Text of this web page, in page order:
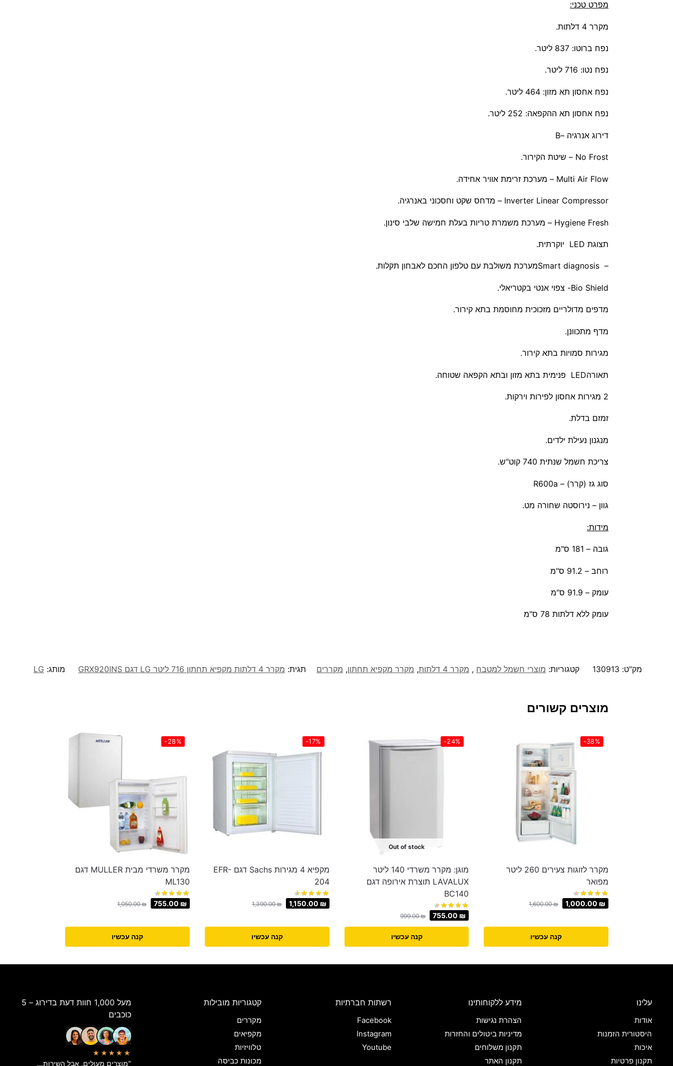
מפרט טכני:
מקרר 4 דלתות.
נפח ברוטו: 837 ליטר.
נפח נטו: 716 ליטר.
נפח אחסון תא מזון: 464 ליטר.
נפח אחסון תא ההקפאה: 252 ליטר.
דירוג אנרגיה –B
No Frost – שיטת הקירור.
Multi Air Flow – מערכת זרימת אוויר אחידה.
Inverter Linear Compressor – מדחס שקט וחסכוני באנרגיה.
Hygiene Fresh – מערכת משמרת טריות בעלת חמישה שלבי סינון.
תצוגת LED יוקרתית.
– Smart diagnosisמערכת משולבת עם טלפון החכם לאבחון תקלות.
Bio Shield- צפוי אנטי בקטריאלי.
מדפים מדולריים מזכוכית מחוסמת בתא קירור.
מדף מתכוונן.
מגירות סמויות בתא קירור.
תאורהLED פנימית בתא מזון ובתא הקפאה שטוחה.
2 מגירות אחסון לפירות וירקות.
זמזם בדלת.
מנגנון נעילת ילדים.
צריכת חשמל שנתית 740 קוט"ש.
סוג גז (קרר) – R600a
גוון – נירוסטה שחורה מט.
מידות:
גובה – 181 ס"מ
רוחב – 91.2 ס"מ
עומק – 91.9 ס"מ
עומק ללא דלתות 78 ס"מ
מק"ט: 130913 קטגוריות: מוצרי חשמל למטבח , מקרר 4 דלתות , מקרר מקפיא תחתון, מקררים תגית: מקרר 4 דלתות ‏מקפיא תחתון 716 ‏ליטר LG דגם GRX920INS מותג: LG
מוצרים קשורים
-38%
מקרר לזוגות צעירים ‏260 ‏ליטר
מפואר
1,600.00₪ 1,000.00 ₪
קנה עכשיו
-24%
Out of stock
מוגן: מקרר משרדי 140 ליטר
LAVALUX תוצרת אירופה דגם
BC140
999.00₪ 755.00 ₪
קנה עכשיו
-17%
מקפיא 4 מגירות Sachs דגם EFR-
204
1,390.00₪ 1,150.00 ₪
קנה עכשיו
-28%
מקרר משרדי מבית MULLER דגם
ML130
1,050.00₪ 755.00 ₪
קנה עכשיו
עלינו
אודות
היסטורית הזמנות
איכות
תקנון פרטיות
מידע ללקוחותינו
הצהרת נגישות
מדיניות ביטולים והחזרות
תקנון משלוחים
תקנון האתר
רשתות חברתיות
Facebook
Instagram
Youtube
קטגוריות מובילות
מקררים
מקפיאים
טלוויזיות
מכונות כביסה
מעל 1,000 חוות דעת בדירוג – 5
כוכבים
★★★★★
"מוצרים מעולים, אבל השירות…